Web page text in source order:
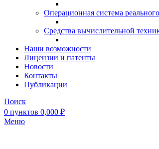
Операционная система
Средства вычислительной
Наши возможности
Лицензии и патенты
Новости
Контакты
Публикации
Поиск
0 пунктов 0,000 ₽
Меню